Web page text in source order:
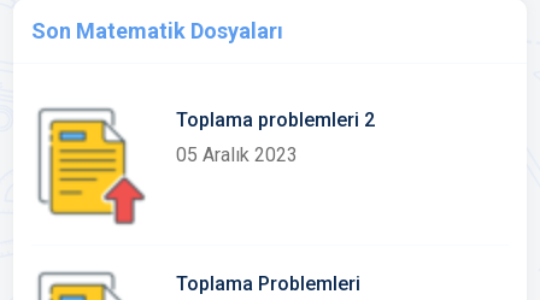
Son Matematik Dosyaları
Toplama problemleri 2
05 Aralık 2023
Toplama Problemleri